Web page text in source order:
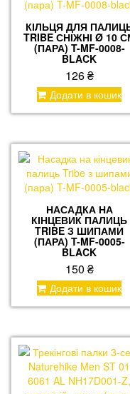
КІЛЬЦЯ ДЛЯ
TRIBE СНІЖНІ Ø 10
(ПАРА) T-MF-0008-
BLACK
126₴
Додати в кошик
НАСАДКА НА
КІНЦЕВИК ПАЛИЦЬ
TRIBE З ШИПАМИ
(ПАРА) T-MF-0005-
BLACK
150 ₴
Додати в кошик